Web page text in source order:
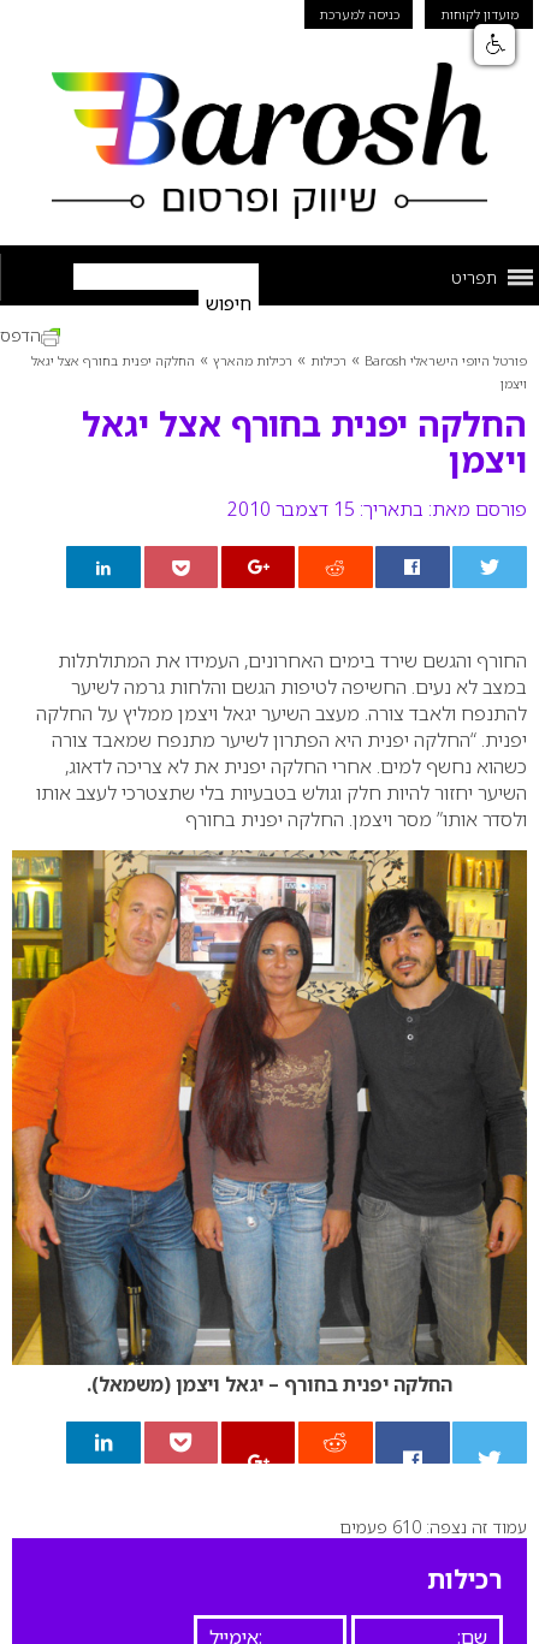
מועדון לקוחות כניסה למערכת
תפריט
פורטל היופי הישראלי Barosh » רכילות » רכילות מהארץ » החלקה יפנית בחורף אצל יגאל
ויצמן
החלקה יפנית בחורף אצל יגאל
ויצמן
פורסם מאת: בתאריך: 15 דצמבר 2010
הדפס
החורף והגשם שירד בימים האחרונים, העמידו את המתולתלות
במצב לא נעים. החשיפה לטיפות הגשם והלחות גרמה לשיער
להתנפח ולאבד צורה. מעצב השיער יגאל ויצמן ממליץ על החלקה
יפנית. “החלקה יפנית היא הפתרון לשיער מתנפח שמאבד צורה
כשהוא נחשף למים. אחרי החלקה יפנית את לא צריכה לדאוג,
השיער יחזור להיות חלק וגולש בטבעיות בלי שתצטרכי לעצב אותו
ולסדר אותו” מסר ויצמן. החלקה יפנית בחורף
החלקה יפנית בחורף – יגאל ויצמן (משמאל).
0
עמוד זה נצפה: 610 פעמים
רכילות